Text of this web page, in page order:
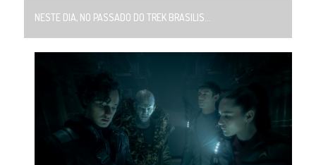
NESTE DIA, NO PASSADO DO TREK BRASILIS...